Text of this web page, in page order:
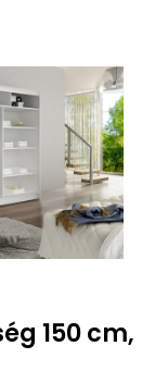
150 cm,